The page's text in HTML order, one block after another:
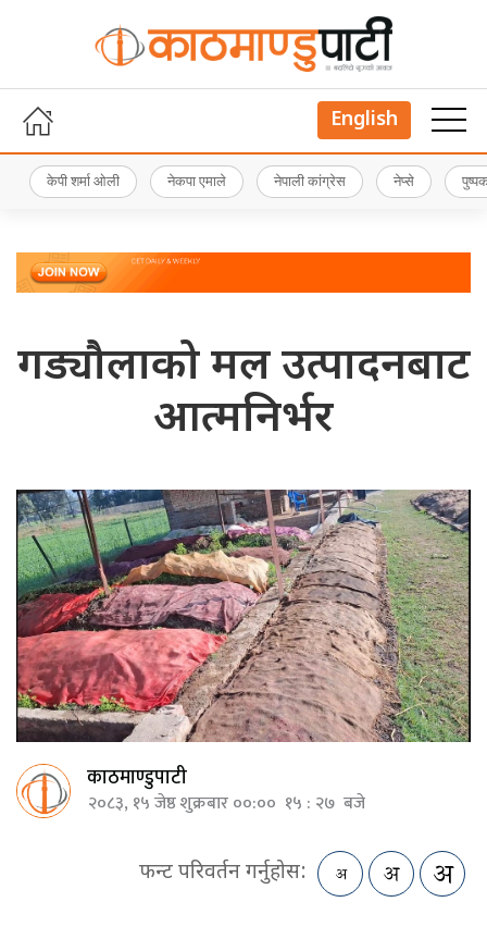
English
केपी शर्मा ओली नेकपा एमाले नेपाली कांग्रेस नेप्से
गड्यौलाको मल उत्पादनबाट
आत्मनिर्भर
काठमाण्डुपाटी
२०८३, १५ जेष्ठ शुक्रबार ००:०० १५ : २७ बजे
फन्ट परिवर्तन गर्नुहोस: